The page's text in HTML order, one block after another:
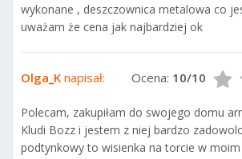
wykonane , deszczownica metalowa co
uważam że cena jak najbardziej ok
Olga_K napisał: Ocena: 10/10
Polecam, zakupiłam do swojego domu
Kludi Bozz i jestem z niej bardzo
podtynkowy to wisienka na torcie w